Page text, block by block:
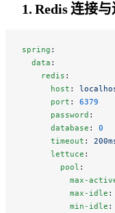
1. Redis 连接
spring :
  data
:
    redis
:
      host
:
      port
: 6379
      password
:
      database
: 0
      timeout
:
      lettuce
:
        pool
:
max-
          max-idle
:
          min-idle
: